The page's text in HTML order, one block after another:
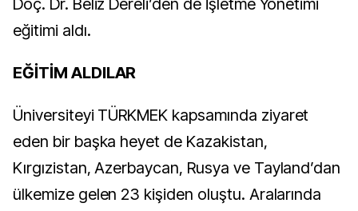
Doç. Dr. Beliz Dereli’den de İşletme Yönetimi
eğitimi aldı.
EĞİTİM ALDILAR
Üniversiteyi TÜRKMEK kapsamında ziyaret
eden bir başka heyet de Kazakistan,
Kırgızistan, Azerbaycan, Rusya ve Tayland’dan
ülkemize gelen 23 kişiden oluştu. Aralarında